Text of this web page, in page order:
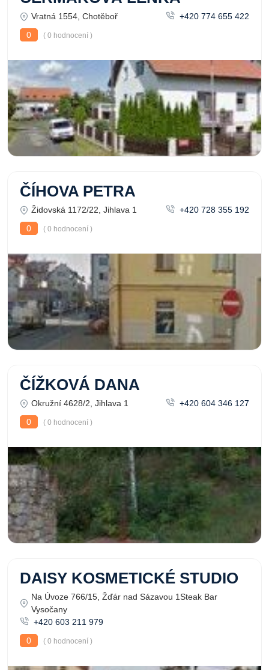
Vratná 1554, Chotěboř
+420 774 655 422
0
( 0 hodnocení )
ČÍHOVA PETRA
Židovská 1172/22, Jihlava 1
+420 728 355 192
0
( 0 hodnocení )
ČÍŽKOVÁ DANA
Okružní 4628/2, Jihlava 1
+420 604 346 127
0
( 0 hodnocení )
DAISY KOSMETICKÉ STUDIO
Na Úvoze 766/15, Žďár nad Sázavou 1Steak Bar
Vysočany
+420 603 211 979
0
( 0 hodnocení )